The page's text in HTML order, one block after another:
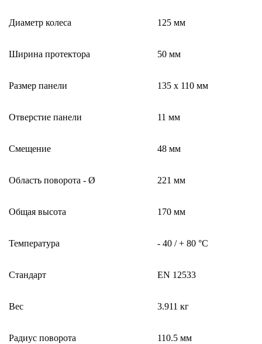
Диаметр колеса 125 мм
Ширина протектора 50 мм
Размер панели 135 x 110 мм
Отверстие панели 11 мм
Смещение 48 мм
Область поворота - Ø 221 мм
Общая высота 170 мм
Температура - 40 / + 80 °C
Стандарт EN 12533
Вес 3.911 кг
Радиус поворота 110.5 мм